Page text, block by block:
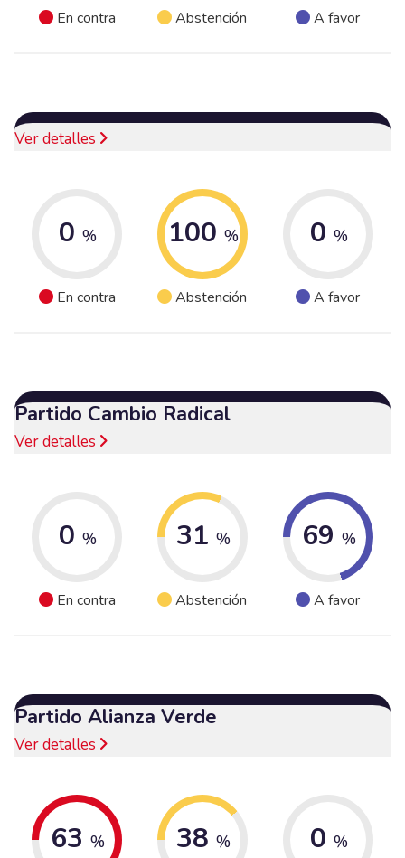
En contra Abstención A favor
Ver detalles
0 %
En contra
100 %
Abstención
0 %
A favor
Partido Cambio Radical
Ver detalles
0 %
En contra
31 %
Abstención
69 %
A favor
Partido Alianza Verde
Ver detalles
63 % 38 % 0 %